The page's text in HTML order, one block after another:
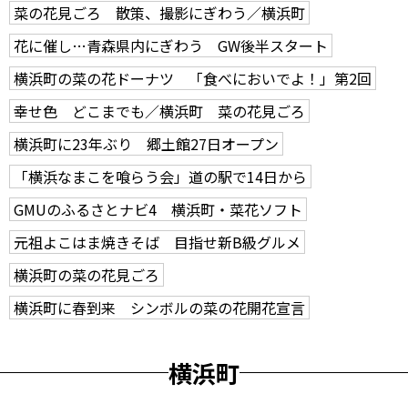
菜の花見ごろ 散策、撮影にぎわう／横浜町
花に催し…青森県内にぎわう GW後半スタート
横浜町の菜の花ドーナツ 「食べにおいでよ！」第2回
幸せ色 どこまでも／横浜町 菜の花見ごろ
横浜町に23年ぶり 郷土館27日オープン
「横浜なまこを喰らう会」道の駅で14日から
GMUのふるさとナビ4 横浜町・菜花ソフト
元祖よこはま焼きそば 目指せ新B級グルメ
横浜町の菜の花見ごろ
横浜町に春到来 シンボルの菜の花開花宣言
横浜町